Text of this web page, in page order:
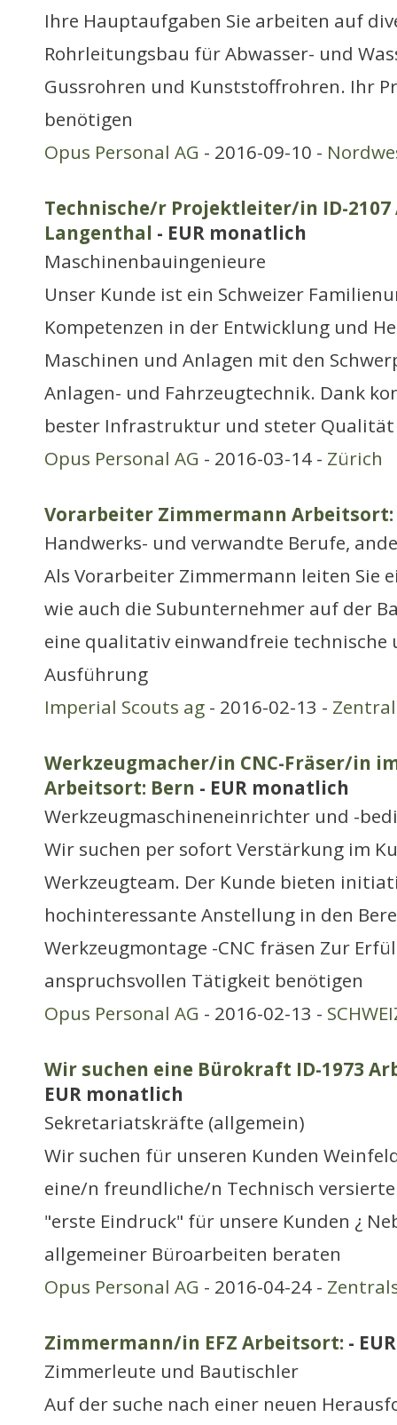
Ihre Hauptaufgaben Sie arbeiten auf
Rohrleitungsbau für Abwasser- und
Gussrohren und Kunststoffrohren. Ihr
benötigen
Opus Personal AG - 2016-09-10 -
Technische/r Projektleiter/in ID-
Langenthal - EUR monatlich
Maschinenbauingenieure
Unser Kunde ist ein Schweizer
Kompetenzen in der Entwicklung und
Maschinen und Anlagen mit den
Anlagen- und Fahrzeugtechnik. Dank
bester Infrastruktur und steter Qualität
Opus Personal AG - 2016-03-14 - Zürich
Vorarbeiter Zimmermann Arbeitsort:
Handwerks- und verwandte Berufe,
Als Vorarbeiter Zimmermann leiten Sie
wie auch die Subunternehmer auf der
eine qualitativ einwandfreie technische
Ausführung
Imperial Scouts ag - 2016-02-13 -
Werkzeugmacher/in CNC-Fräser/in
Arbeitsort: Bern - EUR monatlich
Werkzeugmaschineneinrichter und -
Wir suchen per sofort Verstärkung im
Werkzeugteam. Der Kunde bieten
hochinteressante Anstellung in den
Werkzeugmontage -CNC fräsen Zur
anspruchsvollen Tätigkeit benötigen
Opus Personal AG - 2016-02-13 -
Wir suchen eine Bürokraft ID-1973
EUR monatlich
Sekretariatskräfte (allgemein)
Wir suchen für unseren Kunden
eine/n freundliche/n Technisch
"erste Eindruck" für unsere Kunden ¿
allgemeiner Büroarbeiten beraten
Opus Personal AG - 2016-04-24 -
Zimmermann/in EFZ Arbeitsort: -
Zimmerleute und Bautischler
Auf der suche nach einer neuen